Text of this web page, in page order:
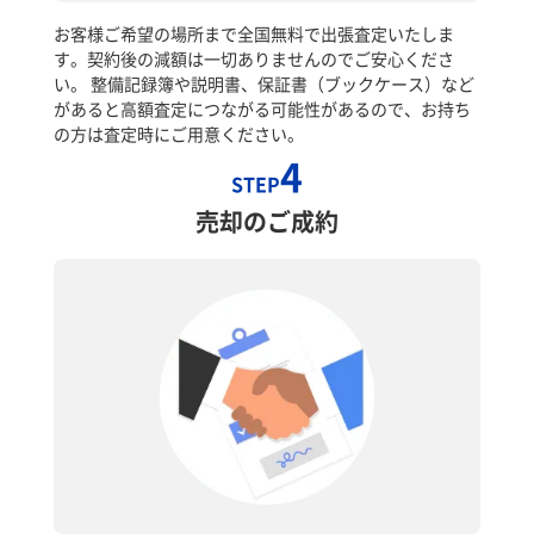
お客様ご希望の場所まで全国無料で出張査定いたしま
す。契約後の減額は一切ありませんのでご安心くださ
い。 整備記録簿や説明書、保証書（ブックケース）など
があると高額査定につながる可能性があるので、お持ち
の方は査定時にご用意ください。
STEP4
売却のご成約